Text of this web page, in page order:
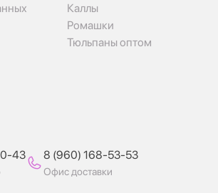
Каллы
Ромашки
Тюльпаны оптом
43 8 (960) 168-53-53
Офис доставки